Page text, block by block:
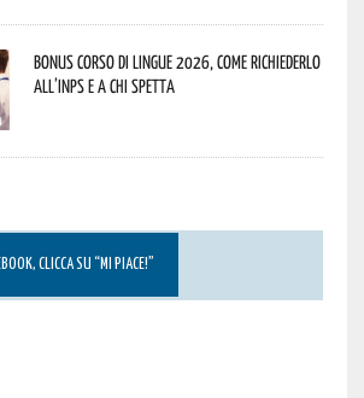
Bonus corso di lingue 2026, come richiederlo
all’INPS e a chi spetta
CLICCA SU “MI PIACE!”